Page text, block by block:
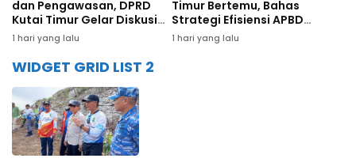
dan Pengawasan, DPRD
Kutai Timur Gelar Diskusi
Panel Tenaga Ahli
1 hari yang lalu
Timur Bertemu, Bahas
Strategi Efisiensi APBD
hingga Dana Bagi Hasil
1 hari yang lalu
WIDGET GRID LIST 2